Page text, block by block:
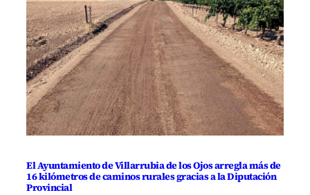
El Ayuntamiento de Villarrubia de los Ojos arregla más de
16 kilómetros de caminos rurales gracias a la Diputación
Provincial